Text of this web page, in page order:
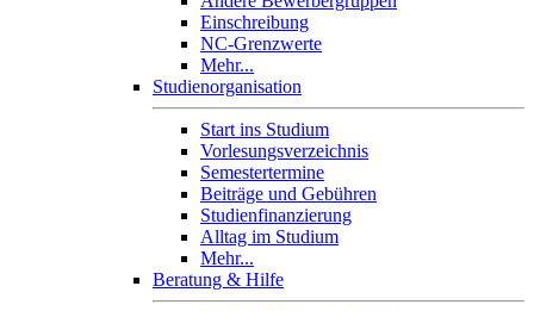
Einschreibung
NC-Grenzwerte
Mehr...
Studienorganisation
Start ins Studium
Vorlesungsverzeichnis
Semestertermine
Beiträge und Gebühren
Studienfinanzierung
Alltag im Studium
Mehr...
Beratung & Hilfe